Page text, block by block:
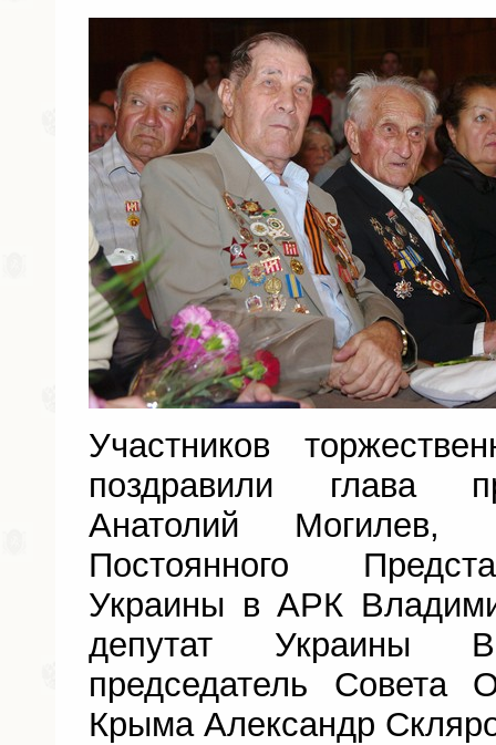
Участников
поздравили глава
Анатолий Могилев,
Постоянного
Украины в АРК
депутат Украины
председатель Совета
Крыма Александр